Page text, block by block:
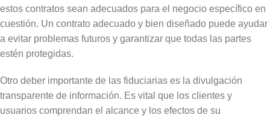
estos contratos sean adecuados para el negocio específico en
cuestión. Un contrato adecuado y bien diseñado puede ayudar
a evitar problemas futuros y garantizar que todas las partes
estén protegidas.
Otro deber importante de las fiduciarias es la divulgación
transparente de información. Es vital que los clientes y
usuarios comprendan el alcance y los efectos de su